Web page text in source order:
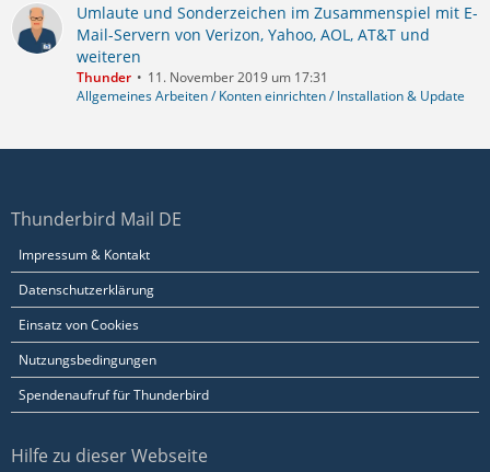
Umlaute und Sonderzeichen im Zusammenspiel mit E-
Mail-Servern von Verizon, Yahoo, AOL, AT&T und
weiteren
Thunder
11. November 2019 um 17:31
Allgemeines Arbeiten / Konten einrichten / Installation & Update
Thunderbird Mail DE
Impressum & Kontakt
Datenschutzerklärung
Einsatz von Cookies
Nutzungsbedingungen
Spendenaufruf für Thunderbird
Hilfe zu dieser Webseite